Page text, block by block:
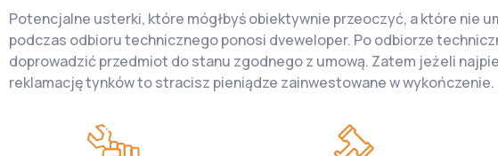
Potencjalne usterki, które mógłbyś obiektywnie przeoczyć, a które nie
podczas odbioru technicznego ponosi dveweloper. Po odbiorze
doprowadzić przedmiot do stanu zgodnego z umową. Zatem jeżeli
reklamację tynków to stracisz pieniądze zainwestowane w wykończenie.